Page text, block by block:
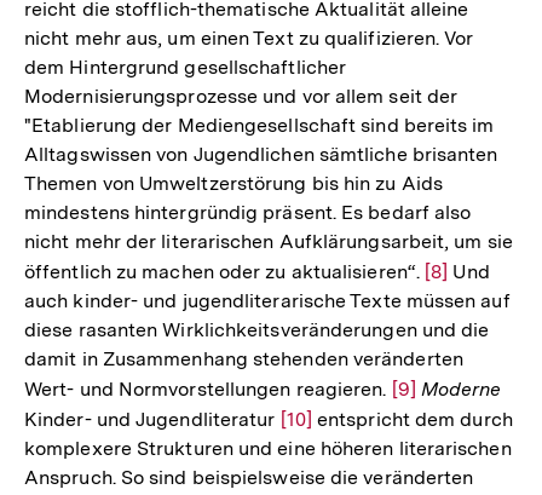
Auflösung
der
reicht die stofflich-thematische Aktualität alleine
nicht mehr aus, um einen Text zu qualifizieren. Vor
dem Hintergrund gesellschaftlicher
Modernisierungsprozesse und vor allem seit der
"Etablierung der Mediengesellschaft sind bereits im
Alltagswissen von Jugendlichen sämtliche brisanten
Themen von Umweltzerstörung bis hin zu Aids
mindestens hintergründig präsent. Es bedarf also
nicht mehr der literarischen Aufklärungsarbeit, um sie
öffentlich zu machen oder zu aktualisieren“. Zur
Auflösung
der
Fußnote
[8] Und
auch kinder- und jugendliterarische Texte müssen auf
diese rasanten Wirklichkeitsveränderungen und die
damit in Zusammenhang stehenden veränderten
Wert- und Normvorstellungen reagieren. Zur
Auflösung
der
Fußnote
[9] Moderne
Kinder- und Jugendliteratur Zur
Auflösung
der
[10] entspricht dem durch
komplexere Strukturen und eine höheren literarischen
Anspruch. So sind beispielsweise die veränderten